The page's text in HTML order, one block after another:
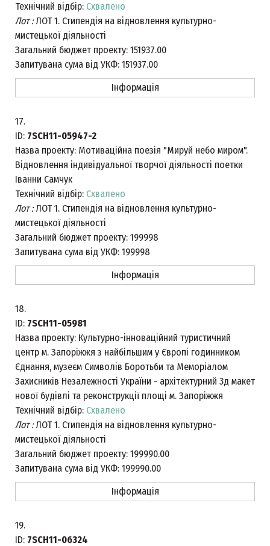
Технічний відбір: Схвалено
Лот :ЛОТ 1. Стипендія на відновлення культурно-
мистецької діяльності
Загальний бюджет проекту: 151937.00
Запитувана сума від УКФ: 151937.00
Інформація
17.
ID: 7SCH11-05947-2
Назва проекту: Мотиваційна поезія "Мируй небо миром".
Відновлення індивідуальної творчої діяльності поетки
Іванни Самчук
Технічний відбір: Схвалено
Лот :ЛОТ 1. Стипендія на відновлення культурно-
мистецької діяльності
Загальний бюджет проекту: 199998
Запитувана сума від УКФ: 199998
Інформація
18.
ID: 7SCH11-05981
Назва проекту: Культурно-інноваційний туристичний
центр м. Запоріжжя з найбільшим у Європі годинником
Єднання, музеєм Символів Боротьби та Меморіалом
Захисників Незалежності України - архітектурний 3д макет
нової будівлі та реконструкції площі м. Запоріжжя
Технічний відбір: Схвалено
Лот :ЛОТ 1. Стипендія на відновлення культурно-
мистецької діяльності
Загальний бюджет проекту: 199990.00
Запитувана сума від УКФ: 199990.00
Інформація
19.
ID: 7SCH11-06324